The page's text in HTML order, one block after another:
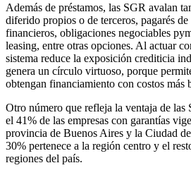
Además de préstamos, las SGR avalan
diferido propios o de terceros, pagarés
financieros, obligaciones negociables
leasing, entre otras opciones. Al actuar
sistema reduce la exposición crediticia
genera un círculo virtuoso, porque
obtengan financiamiento con costos más
Otro número que refleja la ventaja de las
el 41% de las empresas con garantías
provincia de Buenos Aires y la Ciudad
30% pertenece a la región centro y el
regiones del país.